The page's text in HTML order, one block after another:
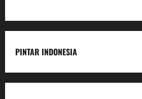
PINTAR INDONESIA